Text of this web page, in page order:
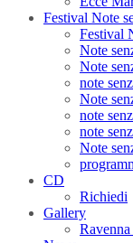
Festival Note
Festival
Note
Note
note
Note
note
note
Note
CD
Richiedi
Gallery